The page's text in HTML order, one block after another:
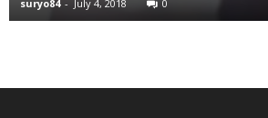
suryo84 - July 4, 2018 0